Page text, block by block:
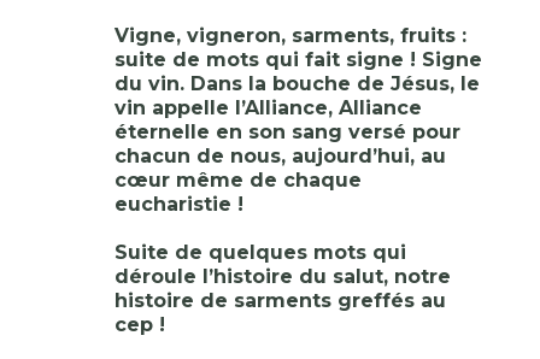
Vigne, vigneron, sarments, fruits :
suite de mots qui fait signe ! Signe
du vin. Dans la bouche de Jésus, le
vin appelle l’Alliance, Alliance
éternelle en son sang versé pour
chacun de nous, aujourd’hui, au
cœur même de chaque
eucharistie !
Suite de quelques mots qui
déroule l’histoire du salut, notre
histoire de sarments greffés au
cep !